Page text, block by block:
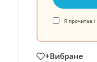
Я прочитав
+Вибране